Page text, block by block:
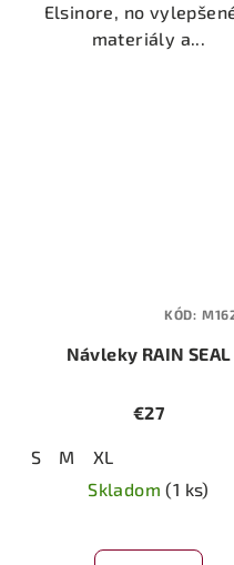
Elsinore, no
materiály a...
Návleky RAIN SEAL
€27
S M
XL
Skladom(1 ks)
KÓD: